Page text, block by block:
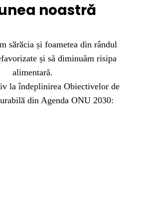
noastră
sӑrӑcia și foametea din rândul
și să diminuăm risipa
alimentară.
la îndeplinirea Obiectivelor de
din Agenda ONU 2030: